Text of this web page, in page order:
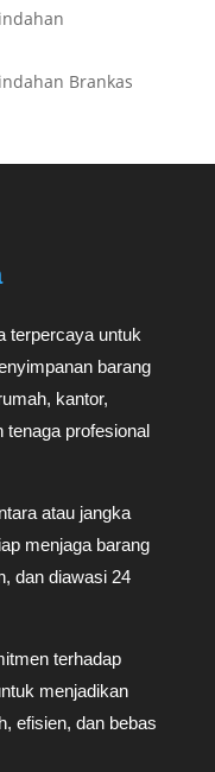
Brankas
terpercaya untuk
barang
kantor,
tenaga profesional
atau jangka
menjaga barang
dan diawasi 24
terhadap
menjadikan
efisien, dan bebas